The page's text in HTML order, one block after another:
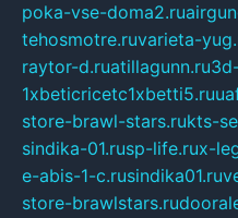
poka-vse-doma2.ru
tehosmotre.ruvarieta-
raytor-d.ruatillagunn.ru
1xbeticricetc1xbetti5.ru
store-brawl-stars.rukts-
sindika-01.rusp-life.rux-
e-abis-1-c.rusindika01.ru
store-brawlstars.ru